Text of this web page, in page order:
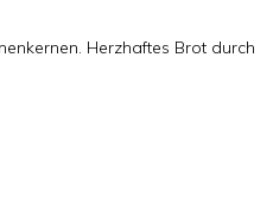
Herzhaftes Brot durch